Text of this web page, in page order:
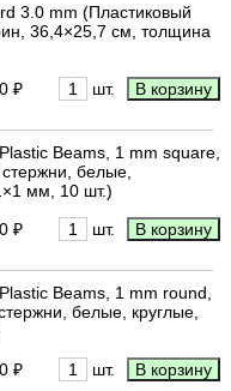
3.0 mm (Пластиковый
36,4×25,7 см, толщина
₽
шт.
Beams, 1 mm square,
белые,
мм, 10 шт.)
₽
шт.
Beams, 1 mm round,
белые, круглые,
₽
шт.